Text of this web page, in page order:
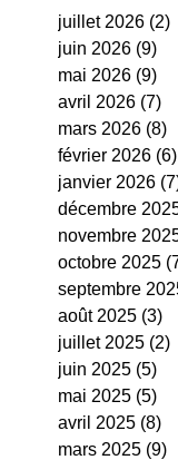
juillet 2026 (2)
juin 2026 (9)
mai 2026 (9)
avril 2026 (7)
mars 2026 (8)
février 2026 (6)
janvier 2026
décembre
novembre
octobre 2025
septembre
août 2025 (3)
juillet 2025 (2)
juin 2025 (5)
mai 2025 (5)
avril 2025 (8)
mars 2025 (9)